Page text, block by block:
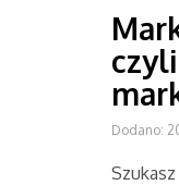
Dodano: